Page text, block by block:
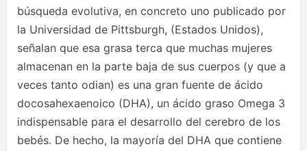
búsqueda evolutiva, en concreto uno publicado por
la Universidad de Pittsburgh, (Estados Unidos),
señalan que esa grasa terca que muchas mujeres
almacenan en la parte baja de sus cuerpos (y que a
veces tanto odian) es una gran fuente de ácido
docosahexaenoico (DHA), un ácido graso Omega 3
indispensable para el desarrollo del cerebro de los
bebés. De hecho, la mayoría del DHA que contiene